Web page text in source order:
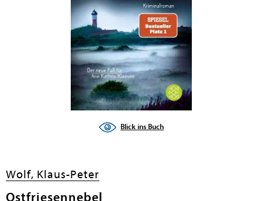
Blick ins Buch
Wolf, Klaus-Peter
Ostfriesennebel